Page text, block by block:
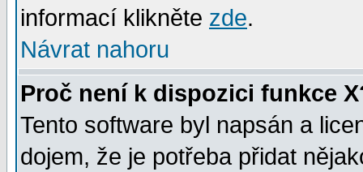
informací klikněte zde.
Návrat nahoru
Proč není k dispozici funkce
Tento software byl napsán a
dojem, že je potřeba přidat